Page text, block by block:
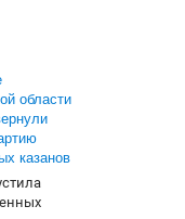
области
казанов